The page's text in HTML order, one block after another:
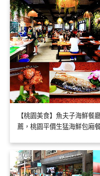
【桃園美食】魚夫子海鮮餐
薦，桃園平價生猛海鮮包廂